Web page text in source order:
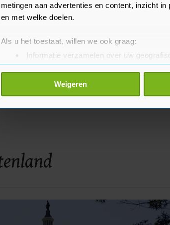
metingen aan advertenties en content, inzicht
en met welke doelen.
Als u het toestaat, willen we ook graag:
Informatie verzamelen over uw
Uw apparaat identificeren door het
Lees meer over hoe uw persoonlijke gegevens
toestemming op elk moment wijzigen of
Weigeren